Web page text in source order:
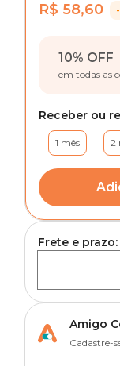
R$ 58,60
10% OFF
em todas as
Receber ou
1 mês 2
Frete e prazo:
Amigo
Cadastre-